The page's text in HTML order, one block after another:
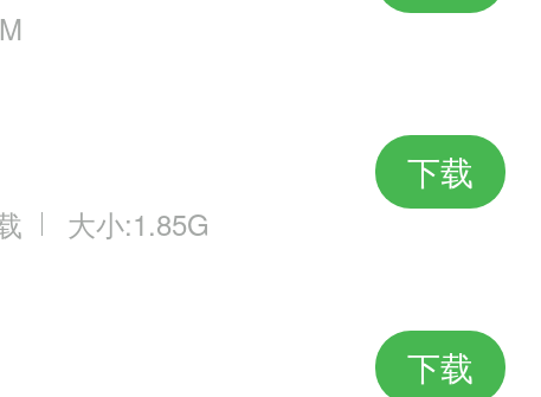
大小:1.85G
下载
下载